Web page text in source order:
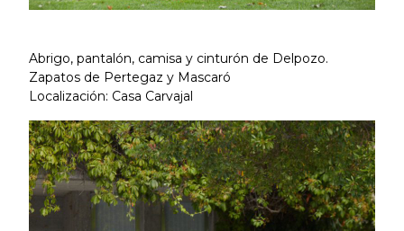
Abrigo, pantalón, camisa y cinturón de Delpozo.
Zapatos de Pertegaz y Mascaró
Localización: Casa Carvajal